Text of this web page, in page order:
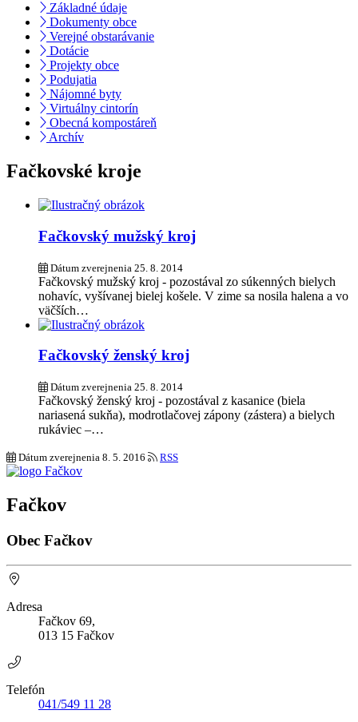
Základné údaje
Dokumenty obce
Verejné obstarávanie
Dotácie
Projekty obce
Podujatia
Nájomné byty
Virtuálny cintorín
Obecná kompostáreň
Archív
Fačkovské kroje
Fačkovský mužský kroj
Dátum zverejnenia 25. 8. 2014
Fačkovský mužský kroj - pozostával zo súkenných bielych
nohavíc, vyšívanej bielej košele. V zime sa nosila halena a vo
väčších…
Fačkovský ženský kroj
Dátum zverejnenia 25. 8. 2014
Fačkovský ženský kroj - pozostával z kasanice (biela
nariasená sukňa), modrotlačovej zápony (zástera) a bielych
rukáviec –…
Dátum zverejnenia 8. 5. 2016 RSS
Fačkov
Obec Fačkov
Adresa
Fačkov 69,
013 15 Fačkov
Telefón
041/549 11 28